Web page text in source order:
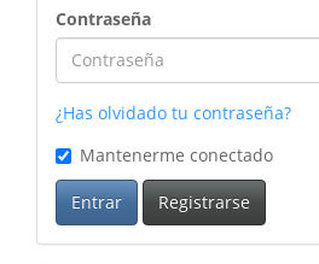
Contraseña
¿Has olvidado tu contraseña?
Mantenerme conectado
Entrar Registrarse